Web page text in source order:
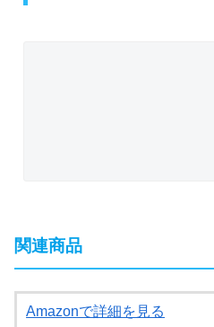
関連商品
Amazonで詳細を見る